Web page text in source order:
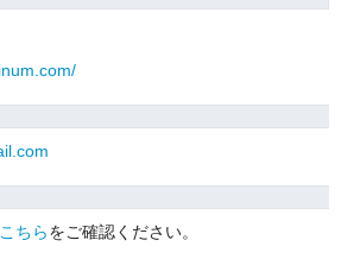
こちらをご確認ください。